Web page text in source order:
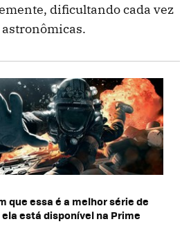
dificultando cada vez
que essa é a melhor série de
está disponível na Prime